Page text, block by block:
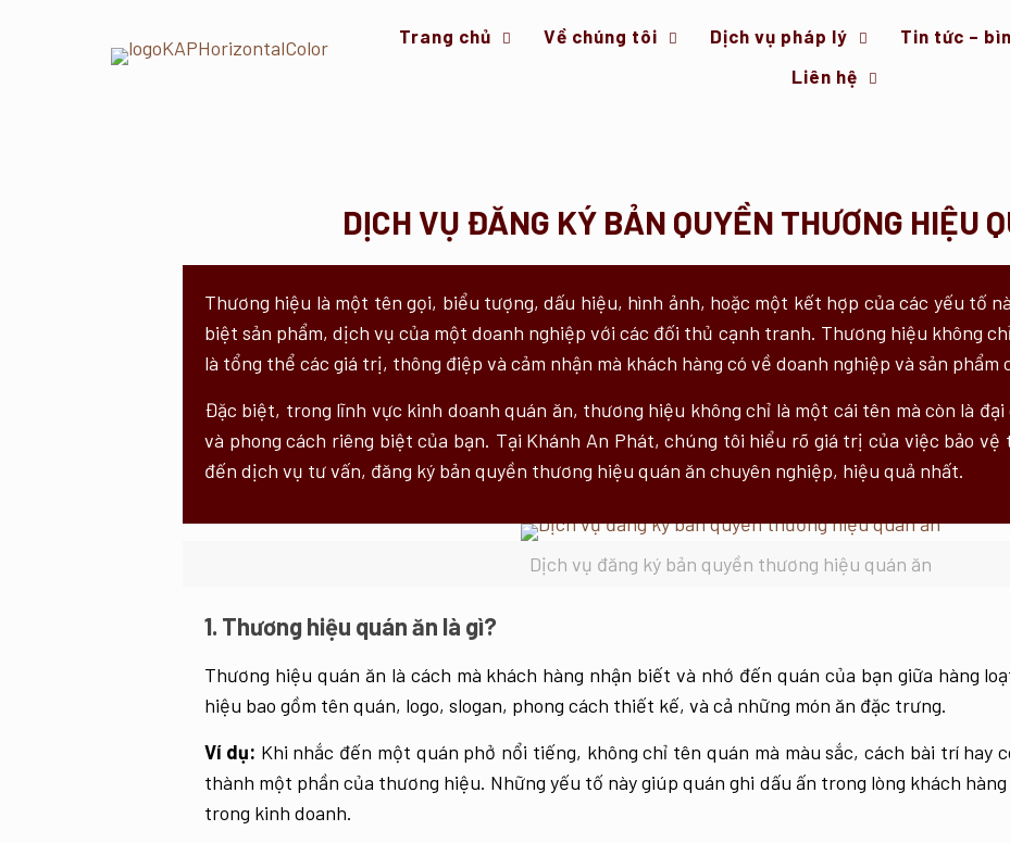
Trang chủ Về chúng tôi Dịch vụ pháp lý Tin tức –
Liên hệ
DỊCH VỤ ĐĂNG KÝ BẢN QUYỀN THƯƠNG HIỆU
Thương hiệu là một tên gọi, biểu tượng, dấu hiệu, hình ảnh, hoặc một kết hợp của các yếu tố
biệt sản phẩm, dịch vụ của một doanh nghiệp với các đối thủ cạnh tranh. Thương hiệu không
là tổng thể các giá trị, thông điệp và cảm nhận mà khách hàng có về doanh nghiệp và sản phẩm
Đặc biệt, trong lĩnh vực kinh doanh quán ăn, thương hiệu không chỉ là một cái tên mà còn là
và phong cách riêng biệt của bạn. Tại Khánh An Phát, chúng tôi hiểu rõ giá trị của việc bảo vệ
đến dịch vụ tư vấn, đăng ký bản quyền thương hiệu quán ăn chuyên nghiệp, hiệu quả nhất.
Dịch vụ đăng ký bản quyền thương hiệu quán ăn
1. Thương hiệu quán ăn là gì?
Thương hiệu quán ăn là cách mà khách hàng nhận biết và nhớ đến quán của bạn giữa hàng
hiệu bao gồm tên quán, logo, slogan, phong cách thiết kế, và cả những món ăn đặc trưng.
Ví dụ: Khi nhắc đến một quán phở nổi tiếng, không chỉ tên quán mà màu sắc, cách bài trí hay
thành một phần của thương hiệu. Những yếu tố này giúp quán ghi dấu ấn trong lòng khách
trong kinh doanh.